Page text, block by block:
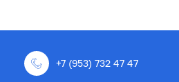
+7 (953) 732 47 47